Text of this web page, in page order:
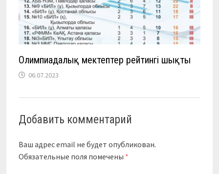
Олимпиадалық мектептер рейтингі шықты
06.07.2023
Добавить комментарий
Ваш адрес email не будет опубликован.
Обязательные поля помечены *